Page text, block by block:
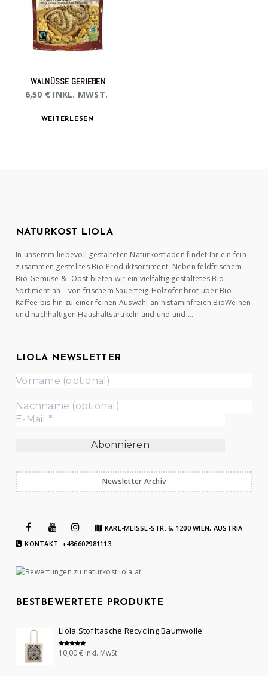
WALNÜSSE GERIEBEN
6,50 € INKL. MWST.
WEITERLESEN
NATURKOST LIOLA
In unserem liebevoll gestalteten Naturkostladen findet Ihr ein fein
zusammen gestelltes Bio-Produktsortiment. Neben feldfrischem
Bio-Gemüse & -Obst bieten wir ein vielfältig gestaltetes Bio-
Sortiment an – von frischem Sauerteig-Holzofenbrot über Bio-
Kaffee bis hin zu einer feinen Auswahl an histaminfreien BioWeinen
und nachhaltigen Haushaltsartikeln und und und….
LIOLA NEWSLETTER
Newsletter Archiv
KARL-MEISSL-STR. 6, 1200 WIEN, AUSTRIA
KONTAKT: +436602981113
BESTBEWERTETE PRODUKTE
Liola Stofftasche Recycling Baumwolle
Bewertet mit
5.00
10,00€ inkl. MwSt.